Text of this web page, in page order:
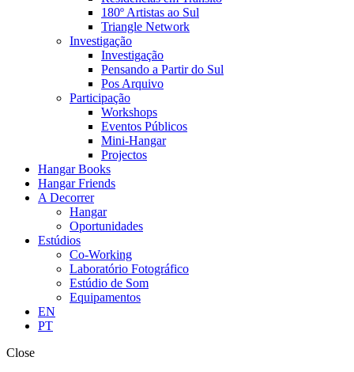
180º Artistas ao Sul
Triangle Network
Investigação
Investigação
Pensando a Partir do Sul
Pos Arquivo
Participação
Workshops
Eventos Públicos
Mini-Hangar
Projectos
Hangar Books
Hangar Friends
A Decorrer
Hangar
Oportunidades
Estúdios
Co-Working
Laboratório Fotográfico
Estúdio de Som
Equipamentos
EN
PT
Close